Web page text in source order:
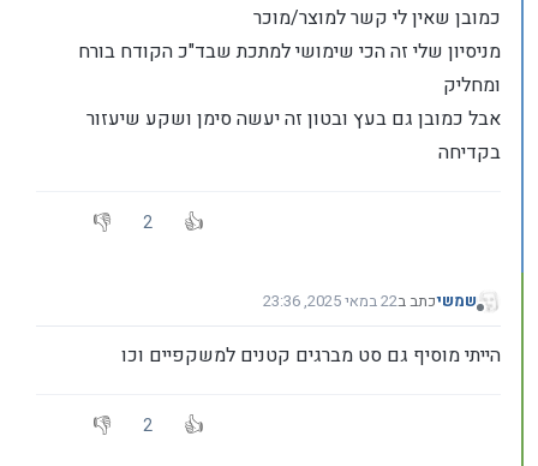
כמובן שאין לי קשר למוצר/מוכר
מניסיון שלי זה הכי שימושי למתכת שבד"כ הקודח בורח
ומחליק
אבל כמובן גם בעץ ובטון זה יעשה סימן ושקע שיעזור
בקדיחה
2
מנותק
שמשיכתב ב22 במאי 2025, 23:36
נערך לאחרונה על ידי שמשי
הייתי מוסיף גם סט מברגים קטנים למשקפיים וכו
2